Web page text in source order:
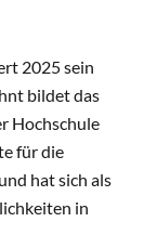
2025 sein
bildet das
Hochschule
für die
hat sich als
in